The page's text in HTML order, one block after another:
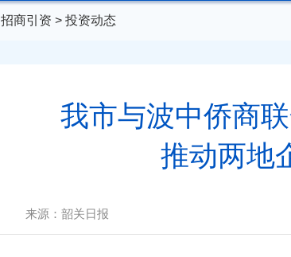
招商引资 > 投资动态
我市与波中侨商
推动两地
来源： 韶关日报